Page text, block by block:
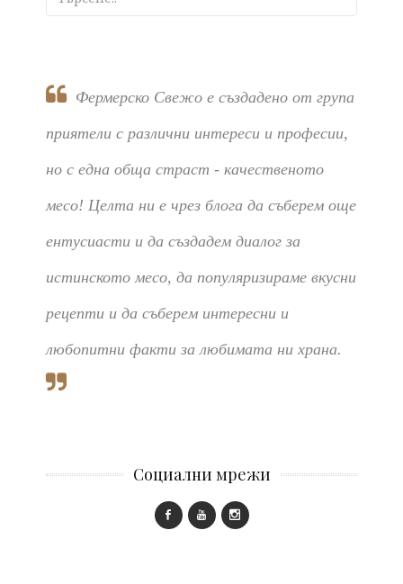
Фермерско Свежо е създадено от група
приятели с различни интереси и професии,
но с една обща страст - качественото
месо! Целта ни е чрез блога да съберем още
ентусиасти и да създадем диалог за
истинското месо, да популяризираме вкусни
рецепти и да съберем интересни и
любопитни факти за любимата ни храна.
Социални мрежи